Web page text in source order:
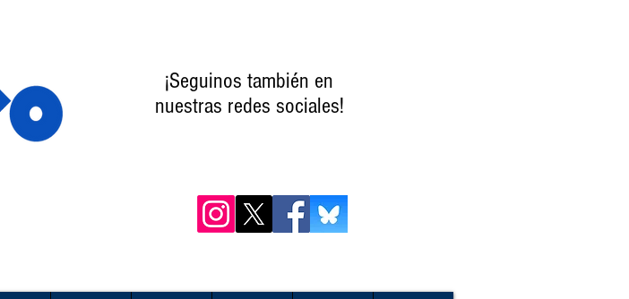
¡Seguinos también en
nuestras redes sociales!